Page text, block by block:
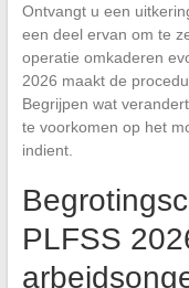
Ontvangt u een
een deel ervan om te
operatie omkaderen
2026 maakt de
Begrijpen wat
te voorkomen op het
indient.
PLFSS